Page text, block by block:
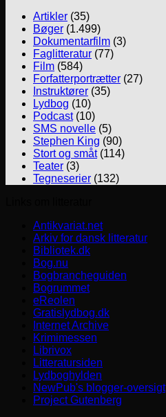
Artikler (35)
Bøger (1.499)
Dokumentarfilm (3)
Faglitteratur (77)
Film (584)
Forfatterportrætter (27)
Instruktører (35)
Lydbog (10)
Podcast(10)
SMS novelle (5)
Stephen King (90)
Stort og småt(114)
Teater (3)
Tegneserier (132)
Antikvariat.net
Arkiv for dansk litteratur
Bibliotek.dk
Bog.nu
Bogbrancheguiden
Bogrummet
eReolen
Gratislydbog.dk
Internet Archive
Krimimessen
Librivox
Litteratursiden
Lydboghylden
NewPub's blogger-oversigt
Project Gutenberg